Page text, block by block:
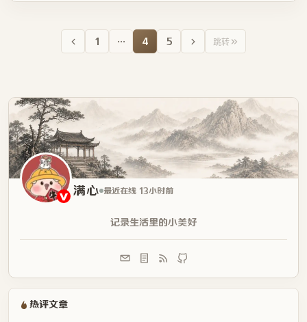
1 … 4 5 跳转
满心 最近在线 13小时前
记录生活里的小美好
热评文章